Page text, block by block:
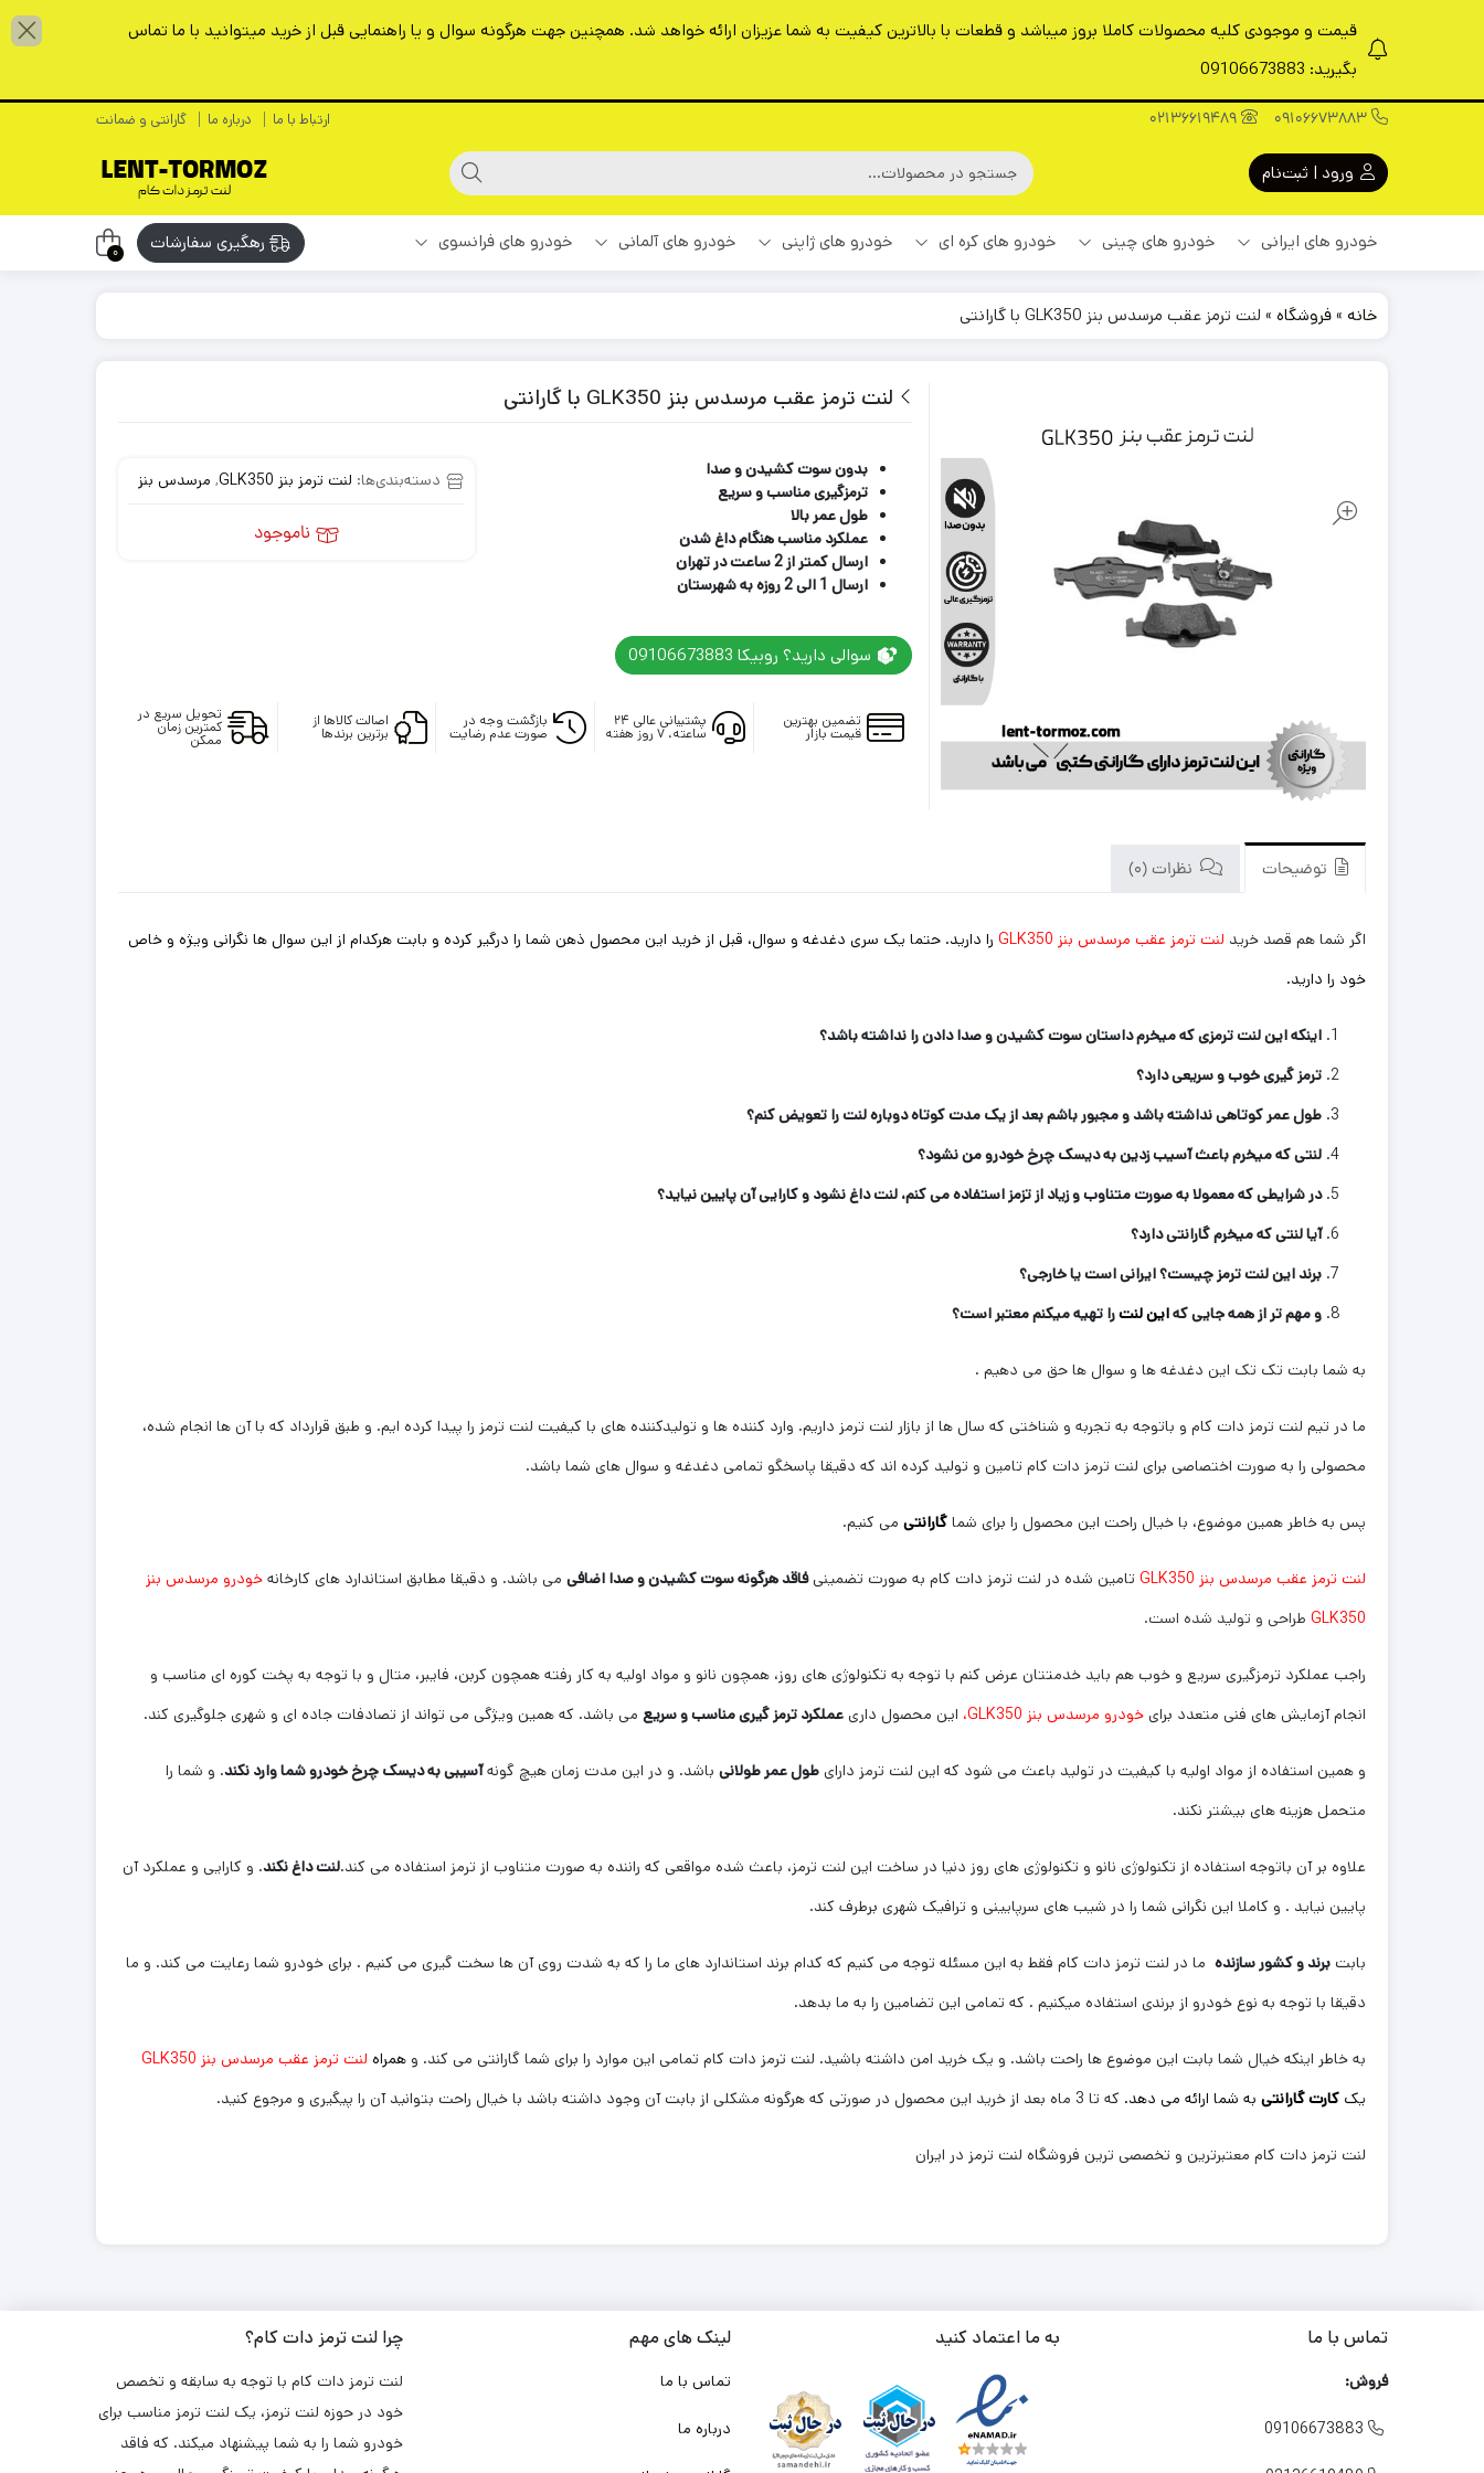
قیمت و موجودی کلیه محصولات کاملا بروز میباشد و قطعات با بالاترین کیفیت به شما عزیزان ارائه خواهد شد. همچنین جهت هرگونه سوال و یا راهنمایی قبل از خرید میتوانید با ما تماس
بگیرید: 09106673883
ارتباط با ما درباره ما گارانتی و ضمانت
ورود | ثبت‌نام
خودرو های ایرانی خودرو های چینی خودرو های کره ای خودرو های ژاپنی خودرو های آلمانی خودرو های فرانسوی رهگیری سفارشات 0
خانه »فروشگاه » لنت ترمز عقب مرسدس بنز GLK350 با گارانتی
لنت ترمز عقب مرسدس بنز GLK350 با گارانتی
بدون سوت کشیدن و صدا
ترمزگیری مناسب و سریع
طول عمر بالا
عملکرد مناسب هنگام داغ شدن
ارسال کمتر از 2 ساعت در تهران
ارسال 1 الی 2 روزه به شهرستان
سوالی دارید؟ روبیکا 09106673883
دسته‌بندی‌ها: لنت ترمز بنز GLK350 , مرسدس بنز
ناموجود
تضمین بهترین
قیمت بازار
پشتیبانی عالی ۲۴
ساعته، ۷ روز هفته
بازگشت وجه در
صورت عدم رضایت
اصالت کالاها از
برترین برندها
تحویل سریع در
کمترین زمان
ممکن
توضیحات نظرات (0)
اگر شما هم قصد خرید لنت ترمز عقب مرسدس بنز GLK350
را دارید. حتما یک سری دغدغه و سوال، قبل از خرید این محصول ذهن شما را درگیر کرده و بابت هرکدام از این سوال ها نگرانی ویژه و خاص
خود را دارید.
اینکه این لنت ترمزی که میخرم داستان سوت کشیدن و صدا دادن را نداشته باشد؟
ترمز گیری خوب و سریعی دارد؟
طول عمر کوتاهی نداشته باشد و مجبور باشم بعد از یک مدت کوتاه دوباره لنت را تعویض کنم؟
لنتی که میخرم باعث آسیب زدین به دیسک چرخ خودرو من نشود؟
در شرایطی که معمولا به صورت متناوب و زیاد از تزمز استفاده می کنم، لنت داغ نشود و کارایی آن پایین نیاید؟
آیا لنتی که میخرم گارانتی دارد؟
برند این لنت ترمز چیست؟ ایرانی است یا خارجی؟
و مهم تر از همه جایی کهاین لنترا تهیه میکنم معتبر است؟
به شما بابت تک تک این دغدغه ها و سوال ها حق می دهیم .
ما در تیم لنت ترمز دات کام و باتوجه به تجربه و شناختی که سال ها از بازار لنت ترمز داریم. وارد کننده ها و تولیدکننده های با کیفیت لنت ترمز را پیدا کرده ایم. و طبق قرارداد که با آن ها انجام شده،
محصولی را به صورت اختصاصی برای لنت ترمز دات کام تامین و تولید کرده اند که دقیقا پاسخگو تمامی دغدغه و سوال های شما باشد.
پس به خاطر همین موضوع، با خیال راحت این محصول را برای شما گارانتی می کنیم.
لنت ترمز عقب مرسدس بنز GLK350 تامین شده در لنت ترمز دات کام به صورت تضمینیفاقد هرگونه سوت کشیدن و صدا اضافی می باشد. و دقیقا مطابق استاندارد های کارخانه خودرو مرسدس بنز
GLK350 طراحی و تولید شده است.
راجب عملکرد ترمزگیری سریع و خوب هم باید خدمتتان عرض کنم با توجه به تکنولوژی های روز، همچون نانو و مواد اولیه به کار رفته همچون کربن، فایبر، متال و با توجه به پخت کوره ای مناسب و
انجام آزمایش های فنی متعدد برای خودرو مرسدس بنز GLK350، این محصول داری عملکرد ترمز گیری مناسب و سریع می باشد. که همین ویژگی می تواند از تصادفات جاده ای و شهری جلوگیری کند.
و همین استفاده از مواد اولیه با کیفیت در تولید باعث می شود که این لنت ترمز دارای طول عمر طولانی باشد. و در این مدت زمان هیچ گونهآسیبی به دیسک چرخ خودرو شما وارد نکند. و شما را
متحمل هزینه های بیشتر نکند.
علاوه بر آن باتوجه استفاده از تکنولوژی نانو و تکنولوژی های روز دنیا در ساخت این لنت ترمز، باعث شده مواقعی که راننده به صورت متناوب از ترمز استفاده می کند.لنت داغ نکند. و کارایی و عملکرد آن
پایین نیاید . و کاملا این نگرانی شما را در شیب های سرپایینی و ترافیک شهری برطرف کند.
بابت برند و کشور سازنده ما در لنت ترمز دات کام فقط به این مسئله توجه می کنیم که کدام برند استاندارد های ما را که به شدت روی آن ها سخت گیری می کنیم . برای خودرو شما رعایت می کند. و ما
دقیقا با توجه به نوع خودرو از برندی استفاده میکنیم . که تمامی این تضامین را به ما بدهد.
به خاطر اینکه خیال شما بابت این موضوع ها راحت باشد. و یک خرید امن داشته باشید. لنت ترمز دات کام تمامی این موارد را برای شما گارانتی می کند. و همراه لنت ترمز عقب مرسدس بنز GLK350
یک کارت گارانتی به شما ارائه می دهد. که تا 3 ماه بعد از خرید این محصول در صورتی که هرگونه مشکلی از بابت آن وجود داشته باشد با خیال راحت بتوانید آن را پیگیری و مرجوع کنید.
لنت ترمز دات کام معتبرترین و تخصصی ترین فروشگاه لنت ترمز در ایران
تماس با ما
فروش:

09106673883
به ما اعتماد کنید لینک های مهم
تماس با ما
درباره ما
چرا لنت ترمز دات کام؟
لنت ترمز دات کام با توجه به سابقه و تخصص
خود در حوزه لنت ترمز، یک لنت ترمز مناسب برای
خودرو شما را به شما پیشنهاد میکند. که فاقد